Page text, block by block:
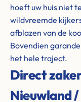
hoeft uw huis niet
wildvreemde
afblazen van de
Bovendien
het hele traject.
Direct
Nieuwland